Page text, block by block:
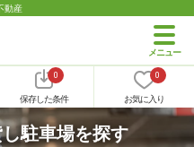
動産
0
保存した条件
0
お気に入り
駐車場を探す